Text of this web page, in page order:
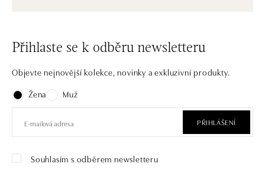
Přihlaste se k odběru newsletteru
Objevte nejnovější kolekce, novinky a exkluzivní produkty.
Žena
Muž
PŘIHLÁŠENÍ
Souhlasím s odběrem newsletteru